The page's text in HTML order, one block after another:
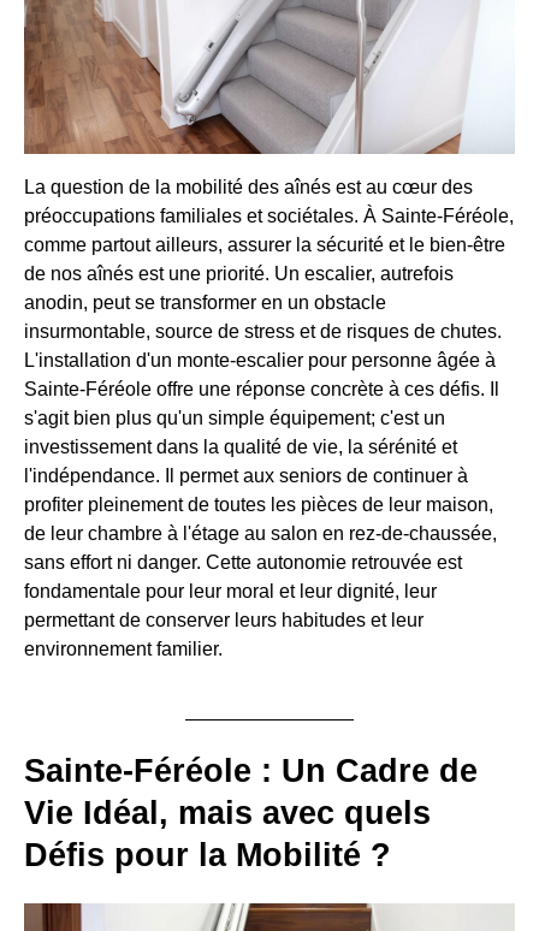
La question de la mobilité des aînés est au cœur des
préoccupations familiales et sociétales. À Sainte-Féréole,
comme partout ailleurs, assurer la sécurité et le bien-être
de nos aînés est une priorité. Un escalier, autrefois
anodin, peut se transformer en un obstacle
insurmontable, source de stress et de risques de chutes.
L'installation d'un monte-escalier pour personne âgée à
Sainte-Féréole offre une réponse concrète à ces défis. Il
s'agit bien plus qu'un simple équipement; c'est un
investissement dans la qualité de vie, la sérénité et
l'indépendance. Il permet aux seniors de continuer à
profiter pleinement de toutes les pièces de leur maison,
de leur chambre à l'étage au salon en rez-de-chaussée,
sans effort ni danger. Cette autonomie retrouvée est
fondamentale pour leur moral et leur dignité, leur
permettant de conserver leurs habitudes et leur
environnement familier.
Sainte-Féréole : Un Cadre de
Vie Idéal, mais avec quels
Défis pour la Mobilité ?